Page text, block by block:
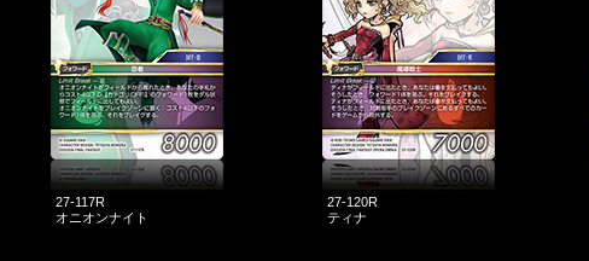
27-117R
オニオンナイト
27-120R
ティナ